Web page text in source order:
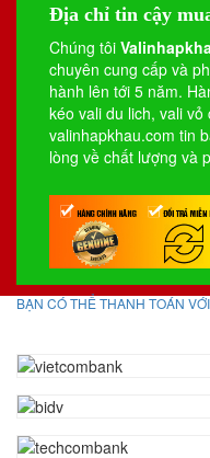
Địa chỉ tin cậy
Chúng tôi
chuyên cung cấp và
hành lên tới 5 năm.
kéo vali du lich, vali vỏ
valinhapkhau.com tin
lòng về chất lượng và
BẠN CÓ THỂ THANH TOÁN VỚI